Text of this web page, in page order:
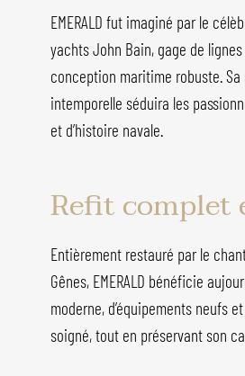
EMERALD fut imaginé par le
yachts John Bain, gage de lignes
conception maritime robuste.
intemporelle séduira les
et d’histoire navale.
Refit complet
Entièrement restauré par le
Gênes, EMERALD bénéficie
moderne, d’équipements neufs
soigné, tout en préservant son